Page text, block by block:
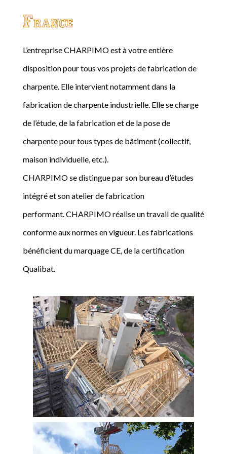
France
L’entreprise CHARPIMO est à votre entière
disposition pour tous vos projets de fabrication de
charpente. Elle intervient notamment dans la
fabrication de charpente industrielle. Elle se charge
de l’étude, de la fabrication et de la pose de
charpente pour tous types de bâtiment (collectif,
maison individuelle, etc.).
CHARPIMO se distingue par son bureau d’études
intégré et son atelier de fabrication
performant. CHARPIMO réalise un travail de qualité
conforme aux normes en vigueur. Les fabrications
bénéficient du marquage CE, de la certification
Qualibat.